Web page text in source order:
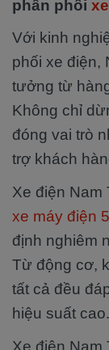
phân phối
Với kinh
phối xe điện,
tưởng từ
Không chỉ
đóng vai trò
trợ khách
Xe điện Nam
xe máy điện
định nghiêm
Từ động cơ,
tất cả đều
hiệu suất cao.
Xe điện Nam